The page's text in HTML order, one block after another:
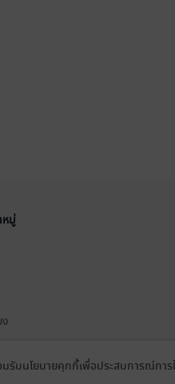
หมู่
มรับนโยบายคุกกี้เพื่อประสบการณ์